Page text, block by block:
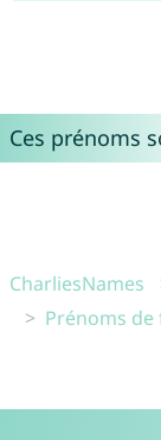
Ces prénoms
CharliesNames
Prénoms de